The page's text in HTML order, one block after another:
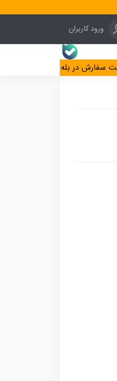
ورود کاربران
سفارش در بله